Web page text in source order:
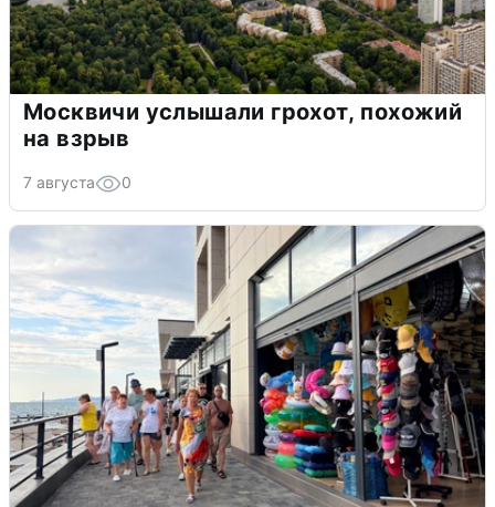
Москвичи услышали грохот, похожий
на взрыв
7 августа 0